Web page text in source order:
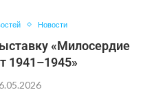
Новости
«Милосердие
1941–1945»